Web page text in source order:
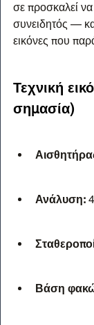
σε προσκαλεί να
συνειδητός —
εικόνες που
Τεχνική
σημασία)
Ανάλυση:
Βάση